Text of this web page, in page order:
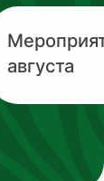
августа